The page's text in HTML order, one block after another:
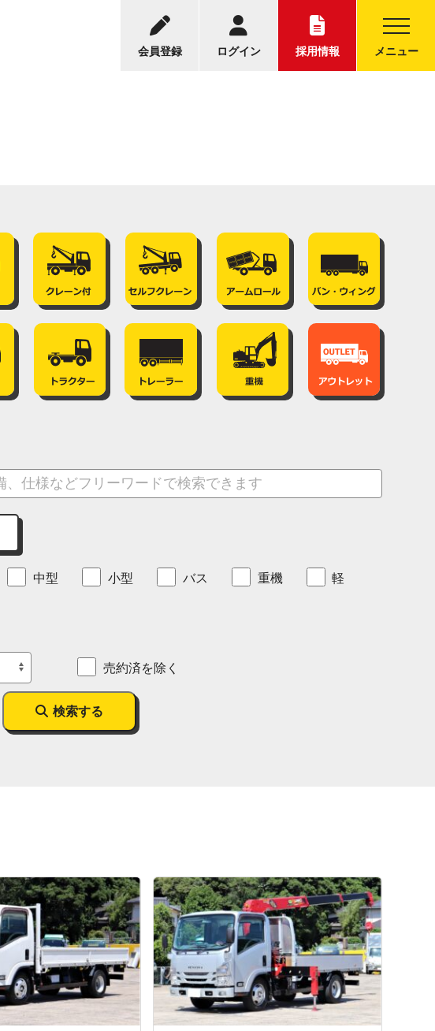
会員登録 ログイン 採用情報 メニュー
お電話の受付時間：8:30～17:30
中古トラックについてのお問い合わせ
中型 小型 バス 重機 軽
売約済を除く
検索する